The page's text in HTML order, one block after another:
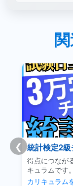
❮ 統計検定2
得点につなが
キュラムです。
カリキュラム